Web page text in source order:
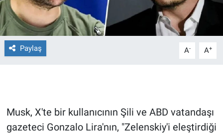
Paylaş A- A+
Musk, X'te bir kullanıcının Şili ve ABD vatandaşı
gazeteci Gonzalo Lira'nın, "Zelenskiy'i eleştirdiği
Gerçeğin İzinde
Gün Başlıyor
Gündem Özel